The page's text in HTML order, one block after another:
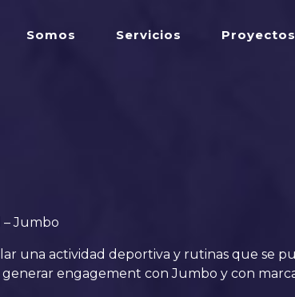
Somos Servicios Proyectos
– Jumbo
una actividad deportiva y rutinas que se
engagement con Jumbo y con